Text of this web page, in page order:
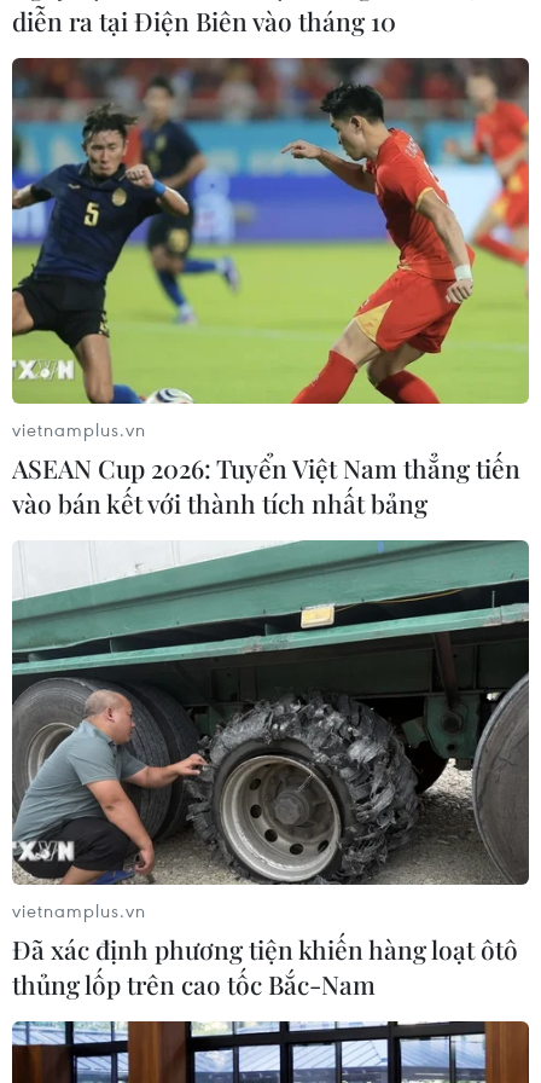
nổi," đóng vai trò quan trọng trong quan hệ liên Triều,
Mỹ-Triều.
diễn ra tại Điện Biên vào tháng 10
vietnamplus.vn
ASEAN Cup 2026: Tuyển Việt Nam thẳng tiến
vào bán kết với thành tích nhất bảng
vietnamplus.vn
Đã xác định phương tiện khiến hàng loạt ôtô
thủng lốp trên cao tốc Bắc-Nam